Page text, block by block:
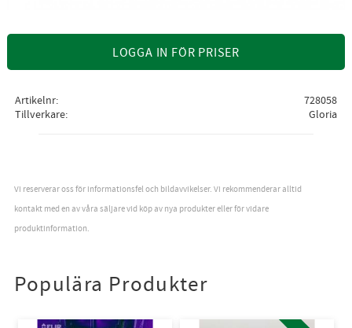
LOGGA IN FÖR PRISER
Artikelnr
728058
Tillverkare
Gloria
Vi reserverar oss för informationsfel och bildavvikelser. Vi rekommenderar alltid
kontakt med en av våra säljare vid köp av nya produkter eller för vidare
produktinformation.
Populära Produkter